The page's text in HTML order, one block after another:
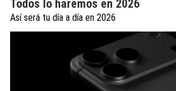
Todos lo haremos en 2026
Así será tu día a día en 2026